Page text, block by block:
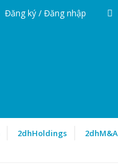
Đăng ký / Đăng nhập
2dhHoldings 2dhM&A